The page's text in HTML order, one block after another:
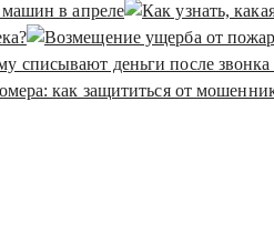
в апреле
как защититься от